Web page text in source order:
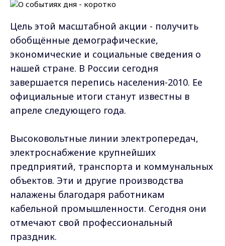
Цель этой масштабной акции - получить
обобщённые демографические,
экономические и социальные сведения о
нашей стране. В России сегодня
завершается перепись населения-2010. Ее
официальные итоги станут известны в
апреле следующего года.
Высоковольтные линии электропередач,
электроснабжение крупнейших
предприятий, транспорта и коммунальных
объектов. Эти и другие производства
налажены благодаря работникам
кабельной промышленности. Сегодня они
отмечают свой профессиональный
праздник.